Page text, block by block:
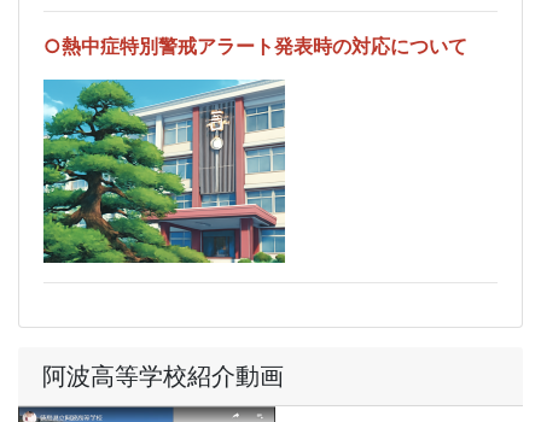
○熱中症特別警戒アラート発表時の対応について
阿波高等学校紹介動画